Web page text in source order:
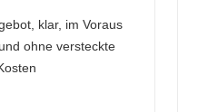
klar, im Voraus
ohne versteckte